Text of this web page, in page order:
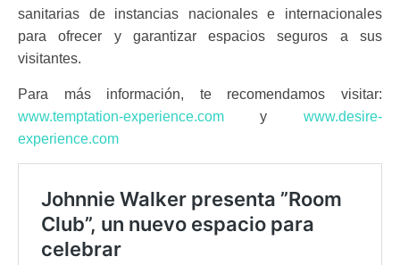
sanitarias de instancias nacionales e internacionales
para ofrecer y garantizar espacios seguros a sus
visitantes.
Para más información, te recomendamos visitar:
www.temptation-experience.com y www.desire-
experience.com